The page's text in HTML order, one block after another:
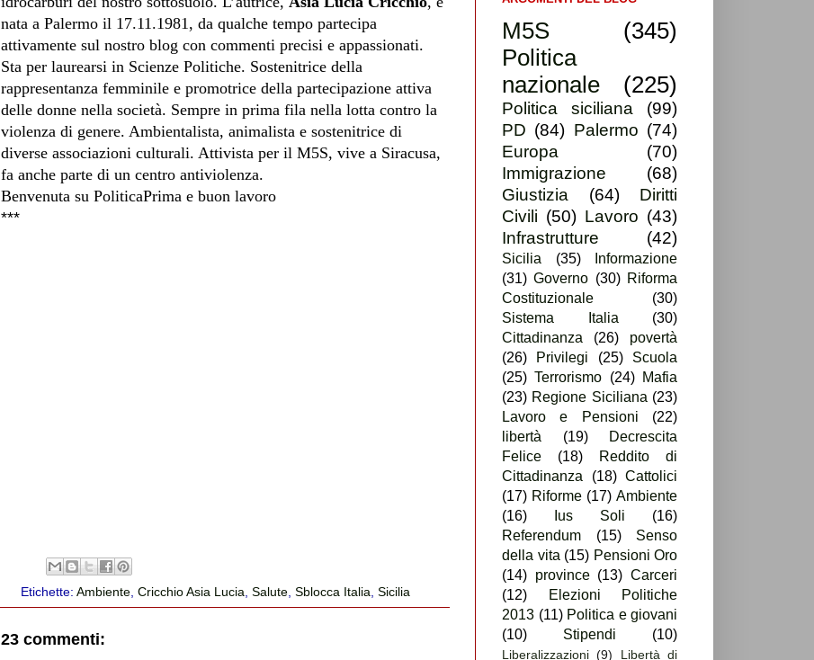
nata a Palermo il 17.11.1981, da qualche tempo partecipa
attivamente sul nostro blog con commenti precisi e appassionati.
Sta per laurearsi in Scienze Politiche. Sostenitrice della
rappresentanza femminile e promotrice della partecipazione attiva
delle donne nella società. Sempre in prima fila nella lotta contro la
violenza di genere. Ambientalista, animalista e sostenitrice di
diverse associazioni culturali. Attivista per il M5S, vive a Siracusa,
fa anche parte di un centro antiviolenza.
Benvenuta su PoliticaPrima e buon lavoro
***
Etichette:Ambiente ,Cricchio Asia Lucia ,Salute ,Sblocca Italia ,Sicilia
23 commenti:
M5S
(345)
Politica
nazionale
(225)
Politica siciliana
(99)
PD (84) Palermo (74)
Europa
(70)
Immigrazione
(68)
Giustizia
(64)
Diritti
Civili (50) Lavoro (43)
Infrastrutture
(42)
Sicilia (35)
Informazione
(31) Governo (30) Riforma
Costituzionale
(30)
Sistema Italia
(30)
Cittadinanza
(26)
povertà
(26)
Privilegi (25)
Scuola
(25) Terrorismo (24)
Mafia
(23) Regione Siciliana (23)
Lavoro e Pensioni
(22)
libertà
(19)
Decrescita
Felice
(18)
Reddito di
Cittadinanza
(18) Cattolici
(17) Riforme (17) Ambiente
(16)
Ius Soli
(16)
Referendum
(15)
Senso
della vita (15) Pensioni Oro
(14) province (13) Carceri
(12)
Elezioni Politiche
2013 (11) Politica e giovani
(10)
Stipendi (10)
Liberalizzazioni (9)
Libertà di